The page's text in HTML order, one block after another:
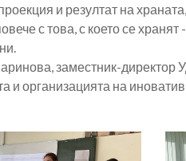
и резултат на
с това, с което се хранят
заместник-директор
и организацията на